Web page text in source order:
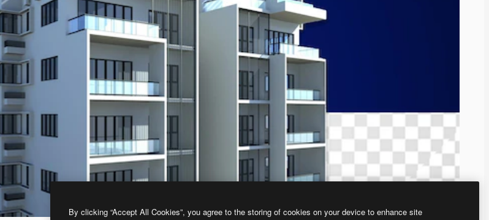
By clicking “Accept All Cookies”, you agree to the storing of cookies on your device to enhance site